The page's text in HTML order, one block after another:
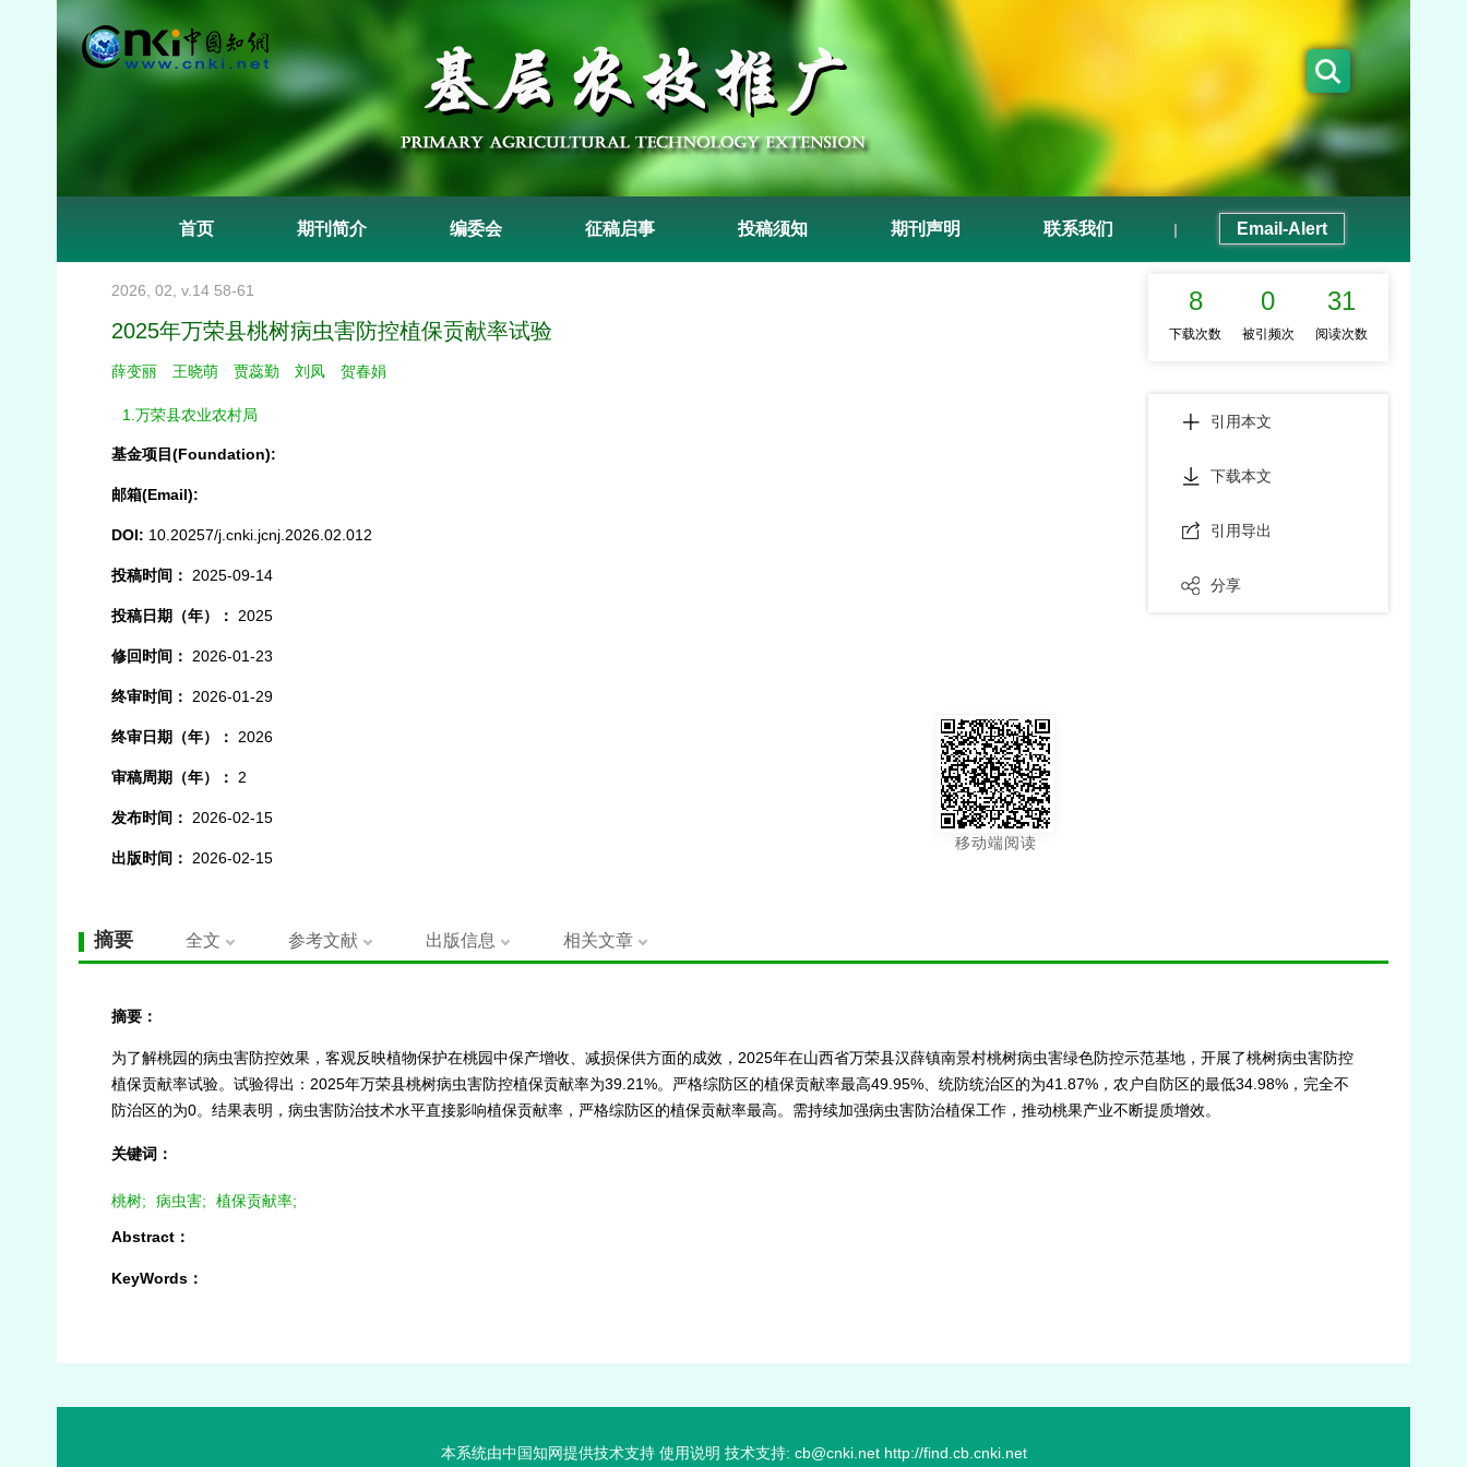
首页 期刊简介 编委会 征稿启事 投稿须知 期刊声明 联系我们 | Email-Alert
2026, 02, v.14 58-61
2025年万荣县桃树病虫害防控植保贡献率试验
薛变丽 王晓萌 贾蕊勤 刘凤 贺春娟
1.万荣县农业农村局
基金项目(Foundation):
邮箱(Email):
DOI: 10.20257/j.cnki.jcnj.2026.02.012
投稿时间： 2025-09-14
投稿日期（年）： 2025
修回时间： 2026-01-23
终审时间： 2026-01-29
终审日期（年）： 2026
审稿周期（年）： 2
发布时间： 2026-02-15
出版时间： 2026-02-15
移动端阅读
8 0 31
下载次数 被引频次 阅读次数
引用本文
下载本文
引用导出
分享
摘要 全文 参考文献 出版信息 相关文章
摘要：
为了解桃园的病虫害防控效果，客观反映植物保护在桃园中保产增收、减损保供方面的成效，2025年在山西省万荣县汉薛镇南景村桃树病虫害绿色防控示范基地，开展了桃树病虫害防控
植保贡献率试验。试验得出：2025年万荣县桃树病虫害防控植保贡献率为39.21%。严格综防区的植保贡献率最高49.95%、统防统治区的为41.87%，农户自防区的最低34.98%，完全不
防治区的为0。结果表明，病虫害防治技术水平直接影响植保贡献率，严格综防区的植保贡献率最高。需持续加强病虫害防治植保工作，推动桃果产业不断提质增效。
关键词：
桃树; 病虫害; 植保贡献率;
Abstract：
KeyWords：
本系统由中国知网提供技术支持 使用说明 技术支持: cb@cnki.net http://find.cb.cnki.net